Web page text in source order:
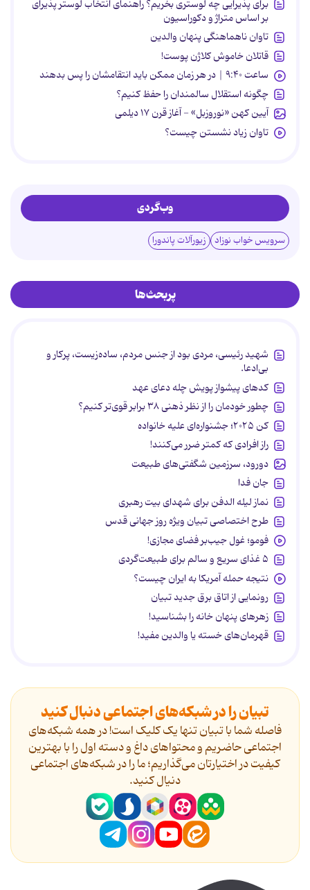
برای پذیرایی چه لوستری بخریم؟ راهنمای انتخاب لوستر پذیرای
بر اساس متراژ و دکوراسیون
تاوان ناهماهنگی پنهان والدین
قاتلان خاموش کلاژن پوست!
ساعت ۹:۴۰ | در هر زمان ممکن باید انتقامشان را پس بدهند
چگونه استقلال سالمندان را حفظ کنیم؟
آیین کهن «نوروزبل» - آغاز قرن ۱۷ دیلمی
تاوان زیاد نشستن چیست؟
وب‌گردی
سرویس خواب نوزاد زیورآلات پاندورا
پربحث‌ها
شهید رئیسی، مردی بود از جنس مردم، ساده‌زیست، پرکار و
بی‌ادعا.
کدهای پیشواز پویش چله دعای عهد
چطور خودمان را از نظر ذهنی ۳۸ برابر قوی‌تر کنیم؟
کن ۲۰۲۵؛ جشنواره‌ای علیه خانواده
راز افرادی که کمتر ضرر می‌کنند!
دورود، سرزمین شگفتی‌های طبیعت
جان فدا
نماز لیله الدفن برای شهدای بیت رهبری
طرح اختصاصی تبیان ویژه روز جهانی قدس
فومو؛ غول جیب‌بر فضای مجازی!
۵ غذای سریع و سالم برای طبیعت‌گردی
نتیجه حمله آمریکا به ایران چیست؟
رونمایی از اتاق برق جدید تبیان
زهرهای پنهان خانه را بشناسید!
قهرمان‌های خسته یا والدین مفید!
تبیان را در شبکه‌های اجتماعی دنبال کنید
فاصله شما با تبیان تنها یک کلیک است! در همه شبکه‌های
اجتماعی حاضریم و محتواهای داغ و دسته اول را با بهترین
کیفیت در اختیارتان می‌گذاریم؛ ما را در شبکه‌های اجتماعی
دنیال کنید.